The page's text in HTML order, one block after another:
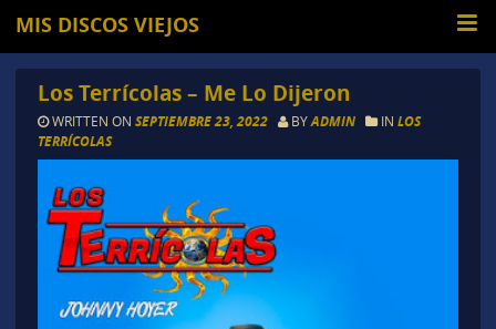
MIS DISCOS VIEJOS
Los Terrícolas – Me Lo Dijeron
WRITTEN ON SEPTIEMBRE 23, 2022 BYADMIN IN LOS
TERRÍCOLAS